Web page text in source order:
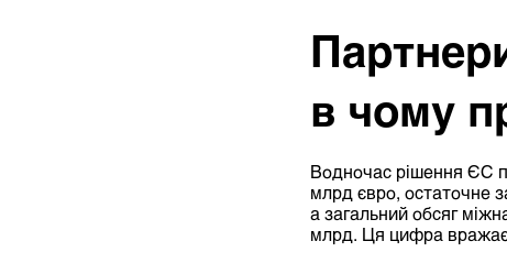
в чому
Водночас рішення ЄС
млрд євро, остаточне
а загальний обсяг
млрд. Ця цифра